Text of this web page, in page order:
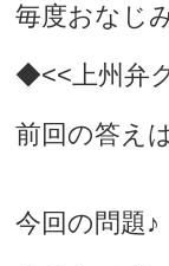
毎度おなじ
◆<<上州弁
前回の答え
今回の問題♪